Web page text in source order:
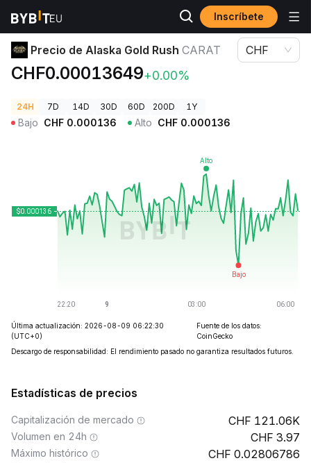
Inscríbete
Precios de Criptomonedas Precio de Alaska Gold Rush CARAT
Precio de Alaska Gold Rush CARAT
CHF0.00013649+0.00%
CHF
24H 7D 14D 30D 60D 200D 1Y
Bajo CHF 0.000136 Alto CHF 0.000136
Última actualización: 2026-08-09 06:22:30
(UTC+0)
Fuente de los datos:
CoinGecko
Descargo de responsabilidad: El rendimiento pasado no garantiza resultados futuros.
Estadísticas de precios
Capitalización de mercado 121.06K
Volumen en 24h 3.97
Máximo histórico 0.02806786